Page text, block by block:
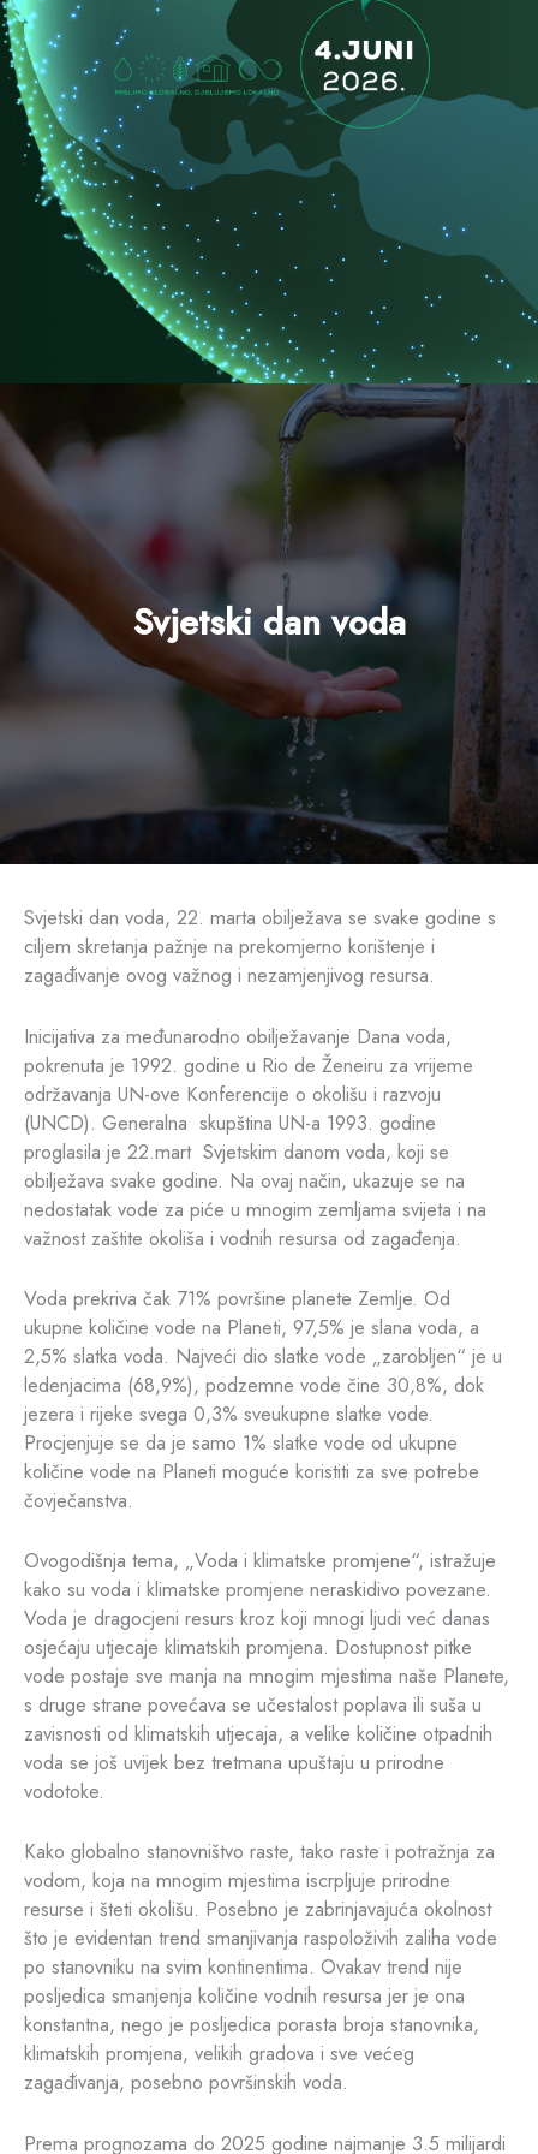
Svjetski dan voda
Svjetski dan voda, 22. marta obilježava se svake godine s
ciljem skretanja pažnje na prekomjerno korištenje i
zagađivanje ovog važnog i nezamjenjivog resursa.
Inicijativa za međunarodno obilježavanje Dana voda,
pokrenuta je 1992. godine u Rio de Ženeiru za vrijeme
održavanja UN-ove Konferencije o okolišu i razvoju
(UNCD). Generalna skupština UN-a 1993. godine
proglasila je 22.mart Svjetskim danom voda, koji se
obilježava svake godine. Na ovaj način, ukazuje se na
nedostatak vode za piće u mnogim zemljama svijeta i na
važnost zaštite okoliša i vodnih resursa od zagađenja.
Voda prekriva čak 71% površine planete Zemlje. Od
ukupne količine vode na Planeti, 97,5% je slana voda, a
2,5% slatka voda. Najveći dio slatke vode „zarobljen“ je u
ledenjacima (68,9%), podzemne vode čine 30,8%, dok
jezera i rijeke svega 0,3% sveukupne slatke vode.
Procjenjuje se da je samo 1% slatke vode od ukupne
količine vode na Planeti moguće koristiti za sve potrebe
čovječanstva.
Ovogodišnja tema, „Voda i klimatske promjene“, istražuje
kako su voda i klimatske promjene neraskidivo povezane.
Voda je dragocjeni resurs kroz koji mnogi ljudi već danas
osjećaju utjecaje klimatskih promjena. Dostupnost pitke
vode postaje sve manja na mnogim mjestima naše Planete,
s druge strane povećava se učestalost poplava ili suša u
zavisnosti od klimatskih utjecaja, a velike količine otpadnih
voda se još uvijek bez tretmana upuštaju u prirodne
vodotoke.
Kako globalno stanovništvo raste, tako raste i potražnja za
vodom, koja na mnogim mjestima iscrpljuje prirodne
resurse i šteti okolišu. Posebno je zabrinjavajuća okolnost
što je evidentan trend smanjivanja raspoloživih zaliha vode
po stanovniku na svim kontinentima. Ovakav trend nije
posljedica smanjenja količine vodnih resursa jer je ona
konstantna, nego je posljedica porasta broja stanovnika,
klimatskih promjena, velikih gradova i sve većeg
zagađivanja, posebno površinskih voda.
Prema prognozama do 2025 godine najmanje 3.5 milijardi